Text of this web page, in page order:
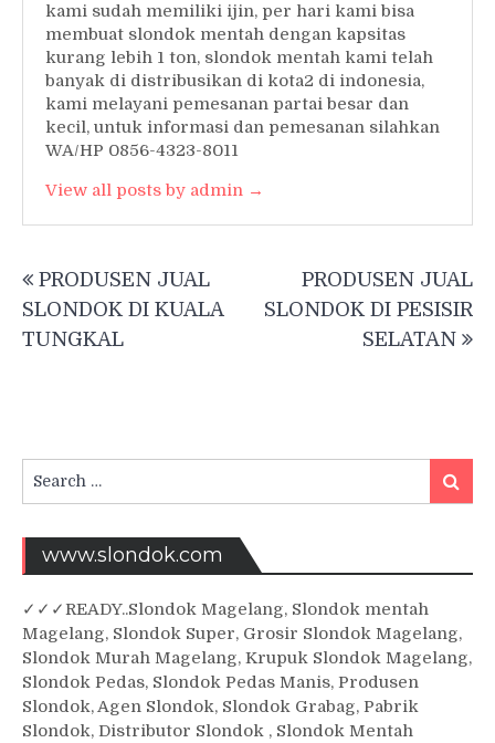
kami sudah memiliki ijin, per hari kami bisa
membuat slondok mentah dengan kapsitas
kurang lebih 1 ton, slondok mentah kami telah
banyak di distribusikan di kota2 di indonesia,
kami melayani pemesanan partai besar dan
kecil, untuk informasi dan pemesanan silahkan
WA/HP 0856-4323-8011
View all posts by admin →
navigation
PRODUSEN JUAL
SLONDOK DI KUALA
TUNGKAL
PRODUSEN JUAL
SLONDOK DI PESISIR
SELATAN
for:
Search
www.slondok.com
✓ ✓✓READY..Slondok Magelang, Slondok mentah
Magelang, Slondok Super, Grosir Slondok Magelang,
Slondok Murah Magelang, Krupuk Slondok Magelang,
Slondok Pedas, Slondok Pedas Manis, Produsen
Slondok, Agen Slondok, Slondok Grabag, Pabrik
Slondok, Distributor Slondok , Slondok Mentah